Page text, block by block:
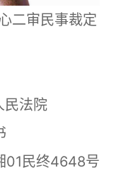
二审民事裁定
民法院
民终4648号